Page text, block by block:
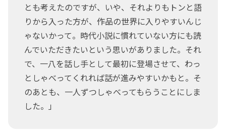
とも考えたのですが、いや、それよりもトンと語
りから入った方が、作品の世界に入りやすいんじ
ゃないかって。時代小説に慣れていない方にも読
んでいただきたいという思いがありました。それ
で、一八を話し手として最初に登場させて、わっ
としゃべってくれれば話が進みやすいかもと。そ
のあとも、一人ずつしゃべってもらうことにしま
した。」